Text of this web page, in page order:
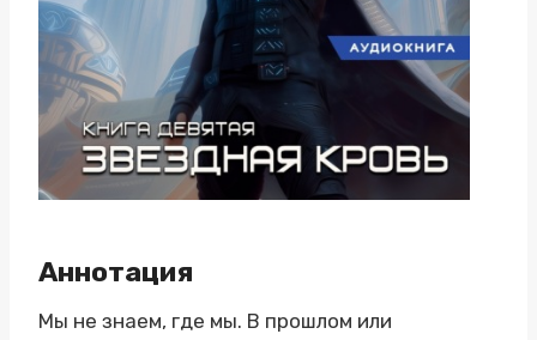
Аннотация
Мы не знаем, где мы. В прошлом или